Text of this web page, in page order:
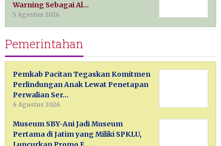
Warning Sebagai Al…
5 Agustus 2026
Pemerintahan
Pemkab Pacitan Tegaskan Komitmen
Perlindungan Anak Lewat Penetapan
Perwalian Ser…
6 Agustus 2026
Museum SBY-Ani Jadi Museum
Pertama di Jatim yang Miliki SPKLU,